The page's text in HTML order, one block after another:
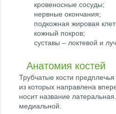
кровеносные сосуды;
нервные окончания;
подкожная жировая
кожный покров;
суставы – локтевой и
Анатомия костей
Трубчатые кости
из которых направлена
носит название
медиальной.